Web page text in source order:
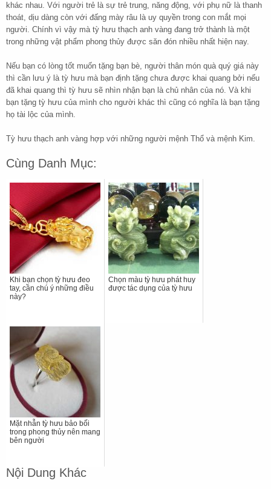
khác nhau. Với người trẻ là sự trẻ trung, năng động, với phụ nữ là thanh
thoát, dịu dàng còn với đấng mày râu là uy quyền trong con mắt mọi
người. Chính vì vậy mà tỳ hưu thạch anh vàng đang trở thành là một
trong những vật phẩm phong thủy được săn đón nhiều nhất hiện nay.
Nếu bạn có lòng tốt muốn tặng bạn bè, người thân món quà quý giá này
thì cần lưu ý là tỳ hưu mà bạn định tặng chưa được khai quang bởi nếu
đã khai quang thì tỳ hưu sẽ nhìn nhận bạn là chủ nhân của nó. Và khi
bạn tặng tỳ hưu của mình cho người khác thì cũng có nghĩa là bạn tặng
họ tài lộc của mình.
Tỳ hưu thạch anh vàng hợp với những người mệnh Thổ và mệnh Kim.
Cùng Danh Mục:
Khi bạn chọn tỳ hưu đeo
tay, cần chú ý những điều
này?
Chọn màu tỳ hưu phát huy
được tác dụng của tỳ hưu
Mặt nhẫn tỳ hưu bảo bối
trong phong thủy nên mang
bên người
Nội Dung Khác